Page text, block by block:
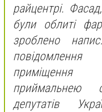
райцентрі.
були облиті
зроблено
приймальнею
депутатів